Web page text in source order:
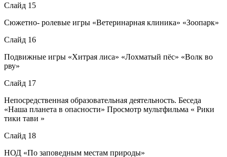
Слайд 15
Сюжетно- ролевые игры «Ветеринарная клиника» «Зоопарк»
Слайд 16
Подвижные игры «Хитрая лиса» «Лохматый пёс» «Волк во
рву»
Слайд 17
Непосредственная образовательная деятельность. Беседа
«Наша планета в опасности» Просмотр мультфильма « Рики
тики тави »
Слайд 18
НОД «По заповедным местам природы»